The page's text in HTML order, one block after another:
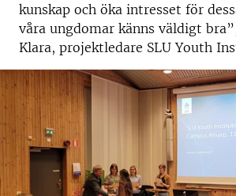
kunskap och öka intresset för
våra ungdomar känns väldigt
Klara, projektledare SLU Youth